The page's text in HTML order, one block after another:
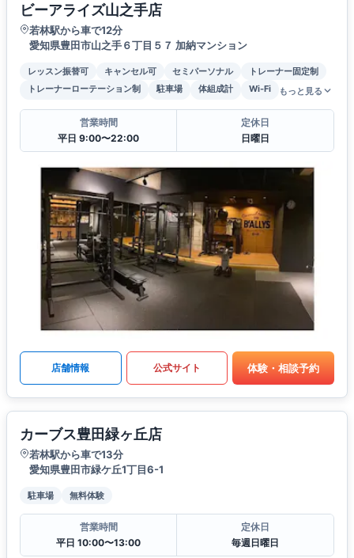
ビーアライズ山之手店
若林駅から車で12分
愛知県豊田市山之手６丁目５７ 加納マンション
レッスン振替可 キャンセル可 セミパーソナル
トレーナー固定制
トレーナーローテーション制
駐車場 体組成計 Wi-Fi もっと見る
営業時間
平日 9:00〜22:00
定休日
日曜日
店舗情報 公式サイト 体験・相談予約
カーブス豊田緑ヶ丘店
若林駅から車で13分
愛知県豊田市緑ケ丘1丁目6-1
駐車場 無料体験
営業時間
平日 10:00〜13:00
定休日
毎週日曜日